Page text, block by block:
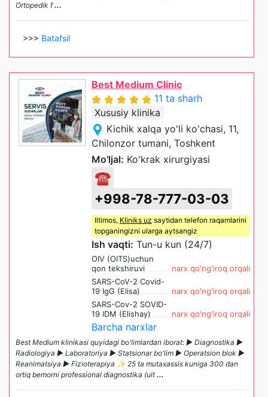
Ortopedik f...
>>> Batafsil
Best Medium Clinic
11 ta sharh
Xususiy klinika
Kichik xalqa yo'li ko'chasi, 11,
Chilonzor tumani, Toshkent
Mo'ljal: Ko'krak xirurgiyasi
☎
+998-78-777-03-03
Iltimos, Kliniks uz saytidan telefon raqamlarini
topganingizni ularga aytsangiz
Ish vaqti: Tun-u kun (24/7)
OIV (OITS)uchun
qon tekshiruvi
narx qo'ng'iroq orqali
SARS-CoV-2 Covid-
19 IgG (Elisa)
narx qo'ng'iroq orqali
SARS-Cov-2 SOVID-
19 IDM (Elishay)
narx qo'ng'iroq orqali
Barcha narxlar
Best Medium klinikasi quyidagi bo'limlardan iborat: ► Diagnostika ►
Radiologiya ► Laboratoriya ► Statsionar bo'lim ► Operatsion blok ►
Reanimatsiya ► Fizioterapiya ✨ 25 ta mutaxassis kuniga 300 dan
ortiq bemorni professional diagnostika (ult...